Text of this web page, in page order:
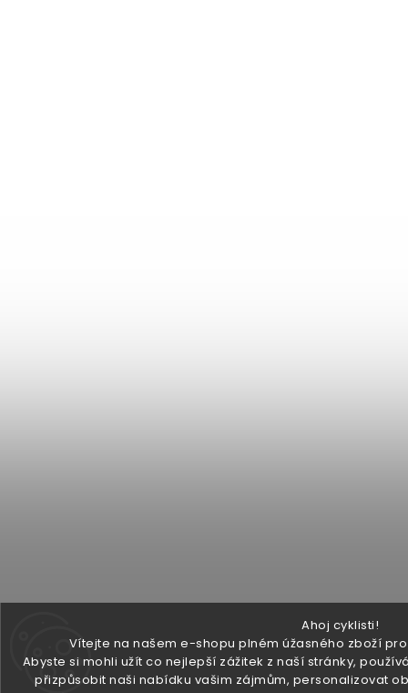
Ahoj cyklisti!
Vítejte na našem e-shopu plném úžasného zboží
Abyste si mohli užít co nejlepší zážitek z naší stránky,
přizpůsobit naši nabídku vašim zájmům, personalizovat